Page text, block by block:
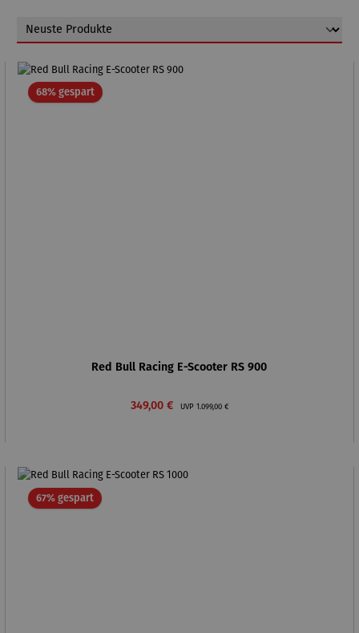
68% gespartRabatt
Red Bull Racing E-Scooter RS 900
Verkaufspreis:
349,00 € UVP Regulärer Preis:
1.099,00 €
67% gespartRabatt